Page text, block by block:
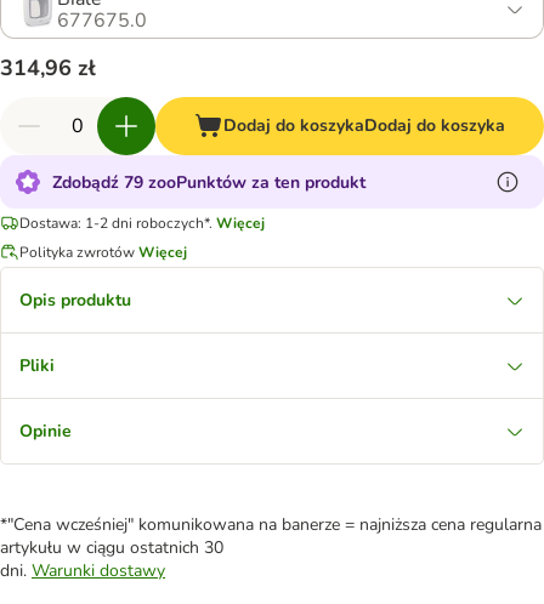
677675.0
314,96 zł
Dodaj do koszykaDodaj do koszyka
Zdobądź 79 zooPunktów za ten produkt
Dostawa: 1-2 dni roboczych*. Więcej
Polityka zwrotówWięcej
Opis produktu
Pliki
Opinie
*"Cena wcześniej" komunikowana na banerze = najniższa cena regularna
artykułu w ciągu ostatnich 30
dni. Warunki dostawy